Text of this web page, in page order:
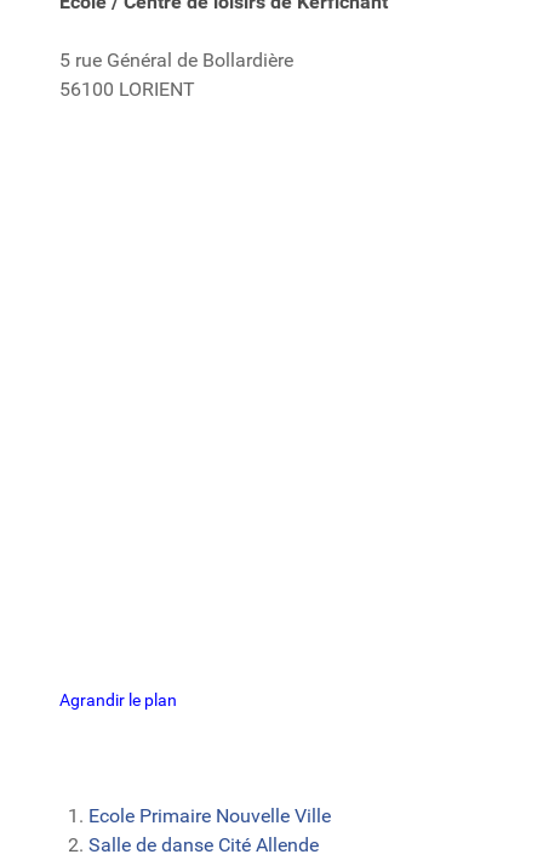
5 rue Général de Bollardière
56100 LORIENT
Agrandir le plan
Ecole Primaire Nouvelle Ville
Salle de danse Cité Allende